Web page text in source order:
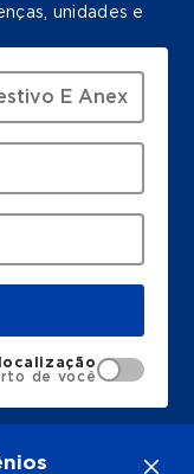
unidades e
de você